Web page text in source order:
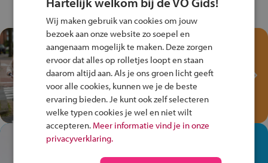
Test je kennis met het
Fiets Veilig
Verkeersspel!
Speel het Fiets Veilig Verkeersspel
en win een Cortina-fiets!
In de winkel ben je op je
plek!
Wij maken gebruik van cookies om jouw
bezoek aan onze website zo soepel en
aangenaam mogelijk te maken. Deze zorgen
ervoor dat alles op rolletjes loopt en staan
daarom altijd aan. Als je ons groen licht geeft
voor alle cookies, kunnen we je de beste
ervaring bieden. Je kunt ook zelf selecteren
welke typen cookies je wel en niet wilt
accepteren. Meer informatie vind je in onze
privacyverklaring.